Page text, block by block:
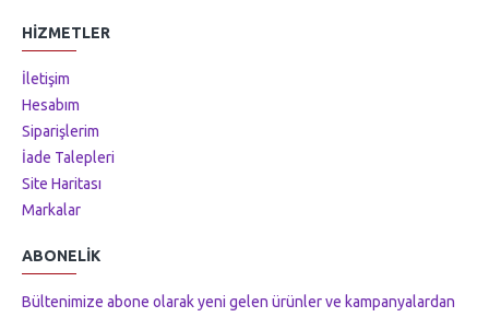
HIZMETLER
İletişim
Hesabım
Siparişlerim
İade Talepleri
Site Haritası
Markalar
ABONELIK
Bültenimize abone olarak yeni gelen ürünler ve kampanyalardan